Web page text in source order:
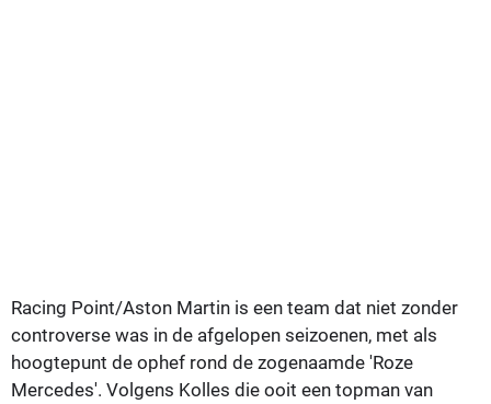
Racing Point/Aston Martin is een team dat niet zonder
controverse was in de afgelopen seizoenen, met als
hoogtepunt de ophef rond de zogenaamde 'Roze
Mercedes'. Volgens Kolles die ooit een topman van